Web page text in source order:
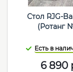
Стол RJG-
(Ротанг
Есть в
6 890